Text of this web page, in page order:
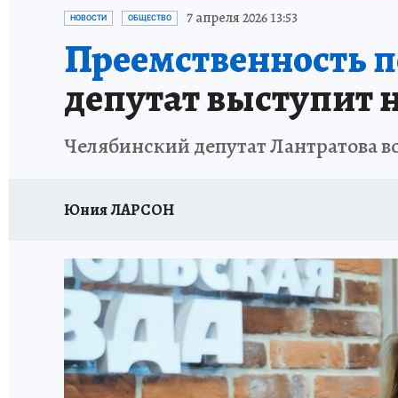
КАРЬЕРА В КАРЬЕРЕ БИТВА ЗА ДУМУ
ВОЕНКОРЫ КП АВИА УКРАИНА: СВОДКА
БУДНИ ТАНКОГРАДА НАВИГАТОР ГАИ
ФЕСТИВАЛЬНАЯ АЗБУКА КУЛИНАРНЫЕ
ЖЕНЩИНЫ В БОЛЬШОМ ГОРОДЕ
ИСПЫТАНО НА СЕБЕ
НОВОСТИ ОБЩЕСТВО 7 апреля 2026 13:53
Преемственность
депутат
Челябинский депутат Лантратова
Юния ЛАРСОН